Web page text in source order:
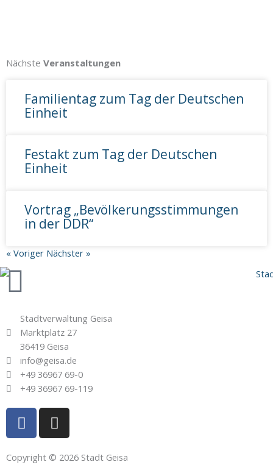
Nächste Veranstaltungen
Familientag zum Tag der Deutschen
Einheit
Festakt zum Tag der Deutschen
Einheit
Vortrag „Bevölkerungsstimmungen
in der DDR“
« Voriger Nächster »
Stadtverwaltung Geisa
Marktplatz 27
36419 Geisa
info@geisa.de
+49 36967 69-0
+49 36967 69-119
F
a
c
e
I
n
s
t
Copyright © 2026 Stadt Geisa